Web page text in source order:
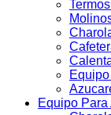
Equipo